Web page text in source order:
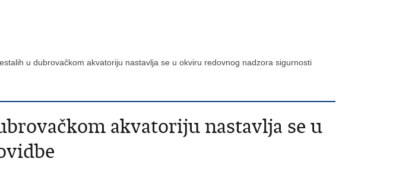
u dubrovačkom akvatoriju nastavlja se u okviru redovnog nadzora sigurnosti
akvatoriju nastavlja se u